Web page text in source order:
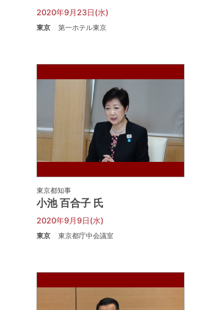
2020年9月23日(水)
東京 第一ホテル東京
東京都知事
小池 百合子 氏
2020年9月9日(水)
東京 東京都庁中会議室